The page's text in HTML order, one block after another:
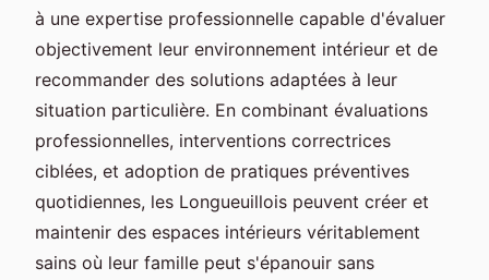
à une expertise professionnelle capable d'évaluer
objectivement leur environnement intérieur et de
recommander des solutions adaptées à leur
situation particulière. En combinant évaluations
professionnelles, interventions correctrices
ciblées, et adoption de pratiques préventives
quotidiennes, les Longueuillois peuvent créer et
maintenir des espaces intérieurs véritablement
sains où leur famille peut s'épanouir sans